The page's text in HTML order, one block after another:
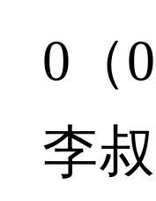
0（
李